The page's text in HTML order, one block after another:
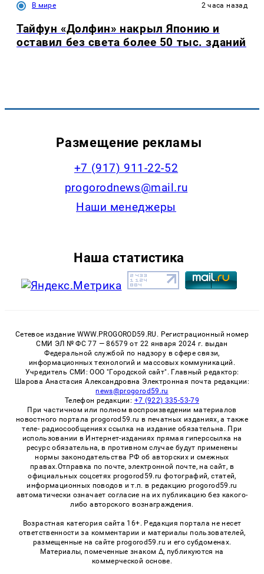
В мире 2 часа назад
Тайфун «Долфин» накрыл Японию и
оставил без света более 50 тыс. зданий
Размещение рекламы
+7 (917) 911-22-52
progorodnews@mail.ru
Наши менеджеры
Наша статистика
Сетевое издание WWW.PROGOROD59.RU. Регистрационный номер
СМИ ЭЛ № ФС 77 — 86579 от 22 января 2024 г. выдан
Федеральной службой по надзору в сфере связи,
информационных технологий и массовых коммуникаций.
Учредитель СМИ: ООО "Городской сайт". Главный редактор:
Шарова Анастасия Александровна Электронная почта редакции:
news@progorod59.ru
Телефон редакции: +7 (922) 335-53-79
При частичном или полном воспроизведении материалов
новостного портала progorod59.ru в печатных изданиях, а также
теле- радиосообщениях ссылка на издание обязательна. При
использовании в Интернет-изданиях прямая гиперссылка на
ресурс обязательна, в противном случае будут применены
нормы законодательства РФ об авторских и смежных
правах.Отправка по почте, электронной почте, на сайт, в
официальных соцсетях progorod59.ru фотографий, статей,
информационных поводов и т.п. в редакцию progorod59.ru
автоматически означает согласие на их публикацию без какого-
либо авторского вознаграждения.
Возрастная категория сайта 16+. Редакция портала не несет
ответственности за комментарии и материалы пользователей,
размещенные на сайте progorod59.ru и его субдоменах.
Материалы, помеченные знаком Δ, публикуются на
коммерческой основе.